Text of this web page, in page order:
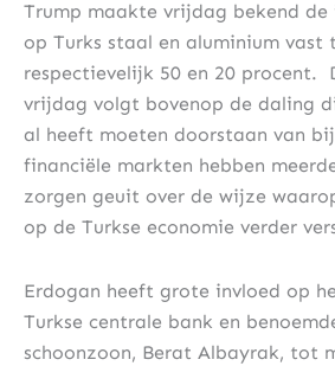
Trump maakte vrijdag bekend
op Turks staal en aluminium vast
respectievelijk 50 en 20 procent.
vrijdag volgt bovenop de daling
al heeft moeten doorstaan van
financiële markten hebben
zorgen geuit over de wijze
op de Turkse economie verder
Erdogan heeft grote invloed op
Turkse centrale bank en
schoonzoon, Berat Albayrak, tot